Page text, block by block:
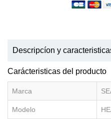
Descripcíon y
Carácteristicas del producto
Marca
Modelo